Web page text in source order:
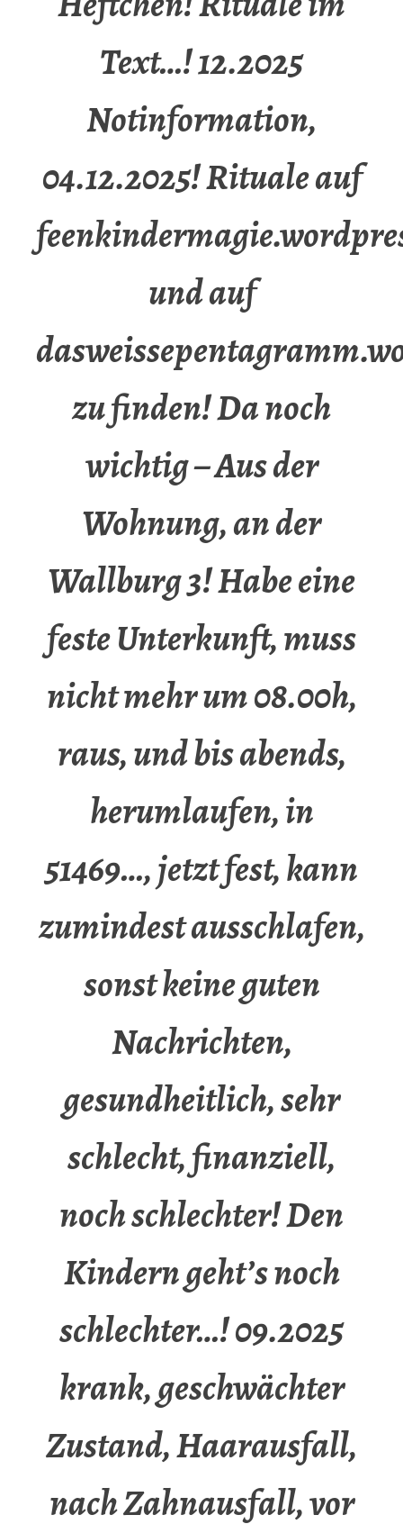
Text…! 12.2025
Notinformation,
04.12.2025! Rituale auf
und auf
zu finden! Da noch
wichtig – Aus der
Wohnung, an der
Wallburg 3! Habe eine
feste Unterkunft, muss
nicht mehr um 08.00h,
raus, und bis abends,
herumlaufen, in
51469…, jetzt fest, kann
zumindest ausschlafen,
sonst keine guten
Nachrichten,
gesundheitlich, sehr
schlecht, finanziell,
noch schlechter! Den
Kindern geht’s noch
schlechter…! 09.2025
krank, geschwächter
Zustand, Haarausfall,
nach Zahnausfall, vor